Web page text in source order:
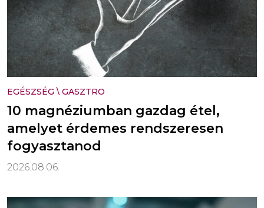
EGÉSZSÉG \ GASZTRO
10 magnéziumban gazdag étel,
amelyet érdemes rendszeresen
fogyasztanod
2026.08.06.